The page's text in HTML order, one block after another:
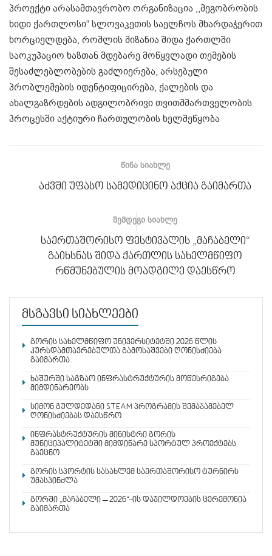
პროექტი არასამთავრობო ორგანიზაცია ,,მეგობრობის
ხიდი ქართლოსი“ სლოვაკეთის საელჩოს მხარდაჭერით
ხორციელდება, რომლის მიზანია შიდა ქართლში
საოკუპაციო ხაზთან მდებარე მოწყვლადი თემების
შესაძლებლობების გაძლიერება, არსებული
პრობლემების იდენტიფიცირება, ქალების და
ახალგაზრდების ადგილობრივი თვითმმართველობის
პროცესში აქტიური ჩართულობის ხელშეწყობა
ᲬᲘᲜᲐ ᲡᲘᲐᲮᲚᲔ
აძვში უფასო სამედიცინო აქცია გაიმართა
ᲨᲔᲛᲓᲔᲒᲘ ᲡᲘᲐᲮᲚᲔ
საერთაშორისო ფესტივალის „მაჩაბელი“
გაიხსნას შიდა ქართლის სახელმწიფო
რწმუნებულის მოადგილე დაესწრო
მსგავსი სიახლეები
გორის სახელმწიფო უნივერსიტეტში 2026 წლის
კურსდამთავრებულთა გამოსაშვები ღონისძიება
გაიმართა.
ხაშურში საგზაო ინფრასტრუქტურის მოწესრიგება
მიმდინარეობს
სიმონ გულდედანი STEAM პროგრამის შემაჯამებელ
ღონისძიებას დაესწრო
ინფრასტრუქტურის მინისტრი გორის
მუნიციპალიტეტში მიმდინარე სპორტულ პროექტებს
გაეცნო
გორის სპორტის სასახლემ საერთაშორისო ტურნირს
უმასპინძლა
გორში „მაჩაბელი – 2026“-ის დაჯილდოების ცერემონია
გაიმართა